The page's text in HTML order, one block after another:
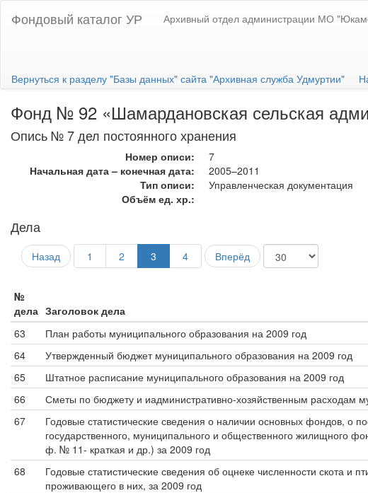
Фондовый каталог УР Архивный отдел администрации МО
Вернуться к разделу "Базы данных" сайта "Архивная служба Удмуртии"
Фонд № 92 «Шамардановская сельская
Опись № 7 дел постоянного хранения
Номер описи:
7
Начальная дата – конечная дата:
2005–2011
Тип описи:
Управленческая документация
Объём ед. хр.:
Дела
Назад 1 2 3 4 Вперёд
№
дела Заголовок дела
63
План работы муниципального образования на 2009 год
64
Утвержденный бюджет муниципального образования на 2009 год
65
Штатное расписание муниципального образования на 2009 год
66
Сметы по бюджету и иадминистративно-хозяйственным расходам
67
Годовые статистические сведения о наличии основных фондов,
государственного, муниципального и общественного
ф. № 11- краткая и др.) за 2009 год
68
Годовые статистические сведения об оцнеке численности скота и
проживающего в них, за 2009 год